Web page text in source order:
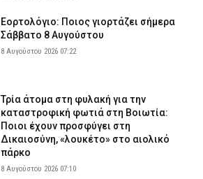
Εορτολόγιο: Ποιος γιορτάζει σήμερα
Σάββατο 8 Αυγούστου
8 Αυγούστου 2026 07:22
Τρία άτομα στη φυλακή για την
καταστροφική φωτιά στη Βοιωτία:
Ποιοι έχουν προσφύγει στη
Δικαιοσύνη, «λουκέτο» στο αιολικό
πάρκο
8 Αυγούστου 2026 07:10